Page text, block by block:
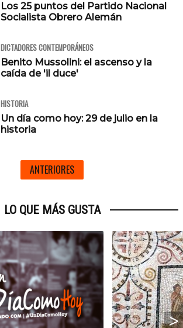
Los 25 puntos del Partido Nacional
Socialista Obrero Alemán
DICTADORES CONTEMPORÁNEOS
Benito Mussolini: el ascenso y la
caída de 'il duce'
HISTORIA
Un día como hoy: 29 de julio en la
historia
ANTERIORES
LO QUE MÁS GUSTA